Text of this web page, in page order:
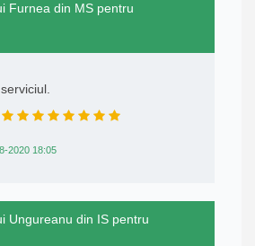
Furnea din MS pentru
2020 18:05
Ungureanu din IS pentru